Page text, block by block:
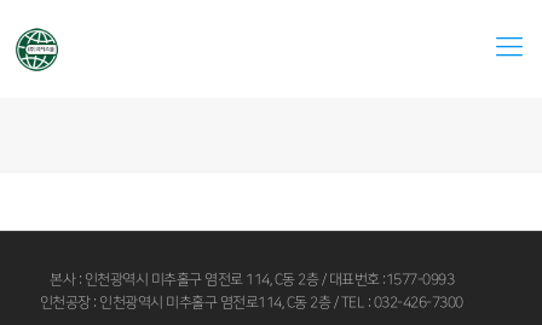
본사 : 인천광역시 미추홀구 염전로 114, C동 2층 / 대표번호 :1577-0993
인천공장 : 인천광역시 미추홀구 염전로114, C동 2층 / TEL : 032-426-7300